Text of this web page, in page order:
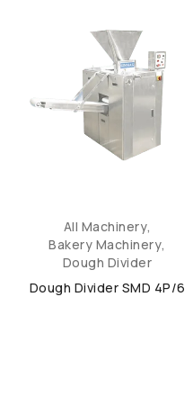
All Machinery,
Bakery Machinery,
Dough Divider
Dough Divider SMD 4P/6